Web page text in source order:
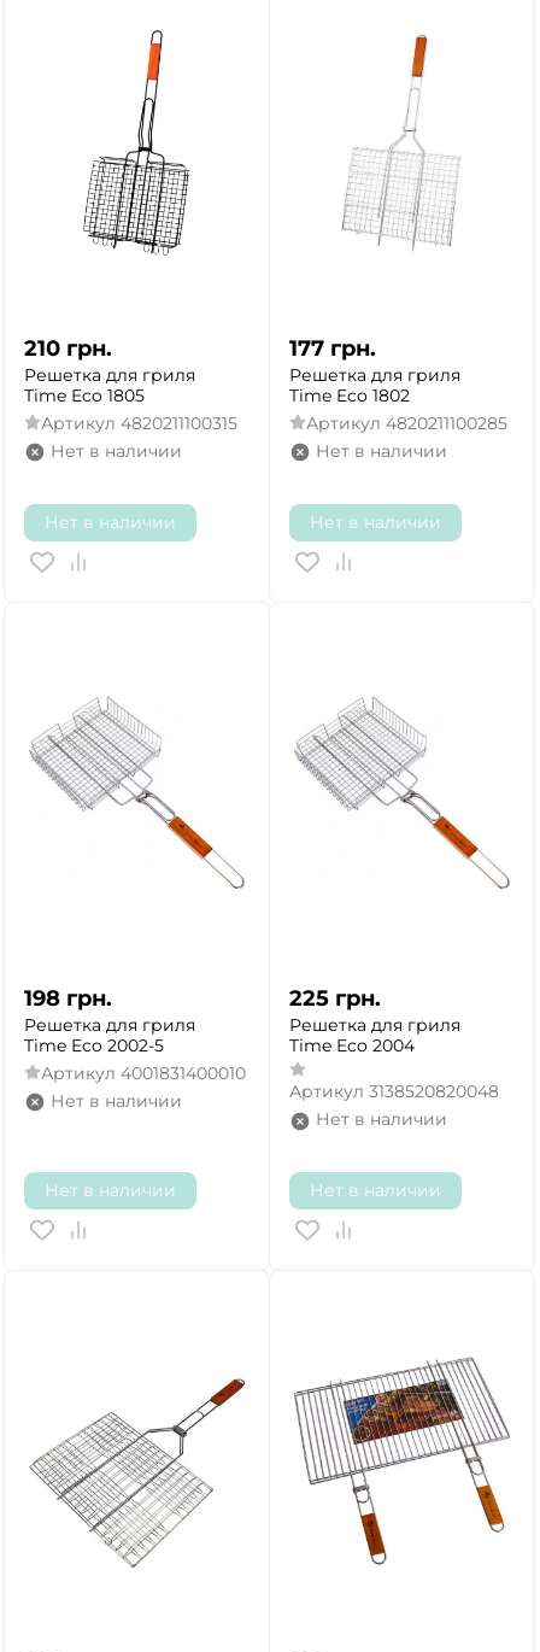
210 грн.
Решетка для гриля
Time Eco 1805
Артикул 4820211100315
Нет в наличии
Нет в наличии
177 грн.
Решетка для гриля
Time Eco 1802
Артикул 4820211100285
Нет в наличии
Нет в наличии
198 грн.
Решетка для гриля
Time Eco 2002-5
Артикул 4001831400010
Нет в наличии
Нет в наличии
225 грн.
Решетка для гриля
Time Eco 2004
Артикул 3138520820048
Нет в наличии
Нет в наличии
НЕТ